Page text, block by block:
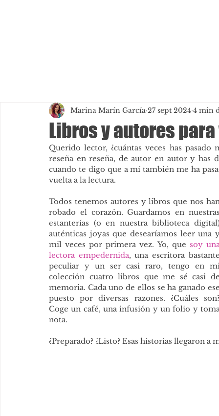
Libros y autores
Marina Marín García 27 sept 2024 4 min
Querido lector, ¿cuántas veces has
reseña en reseña, de autor en autor y has
cuando te digo que a mí también me ha
vuelta a la lectura.
Todos tenemos autores y libros que nos
robado el corazón. Guardamos en
estanterías (o en nuestra biblioteca
auténticas joyas que desearíamos leer una
mil veces por primera vez. Yo, que soy
lectora empedernida, una escritora
peculiar y un ser casi raro, tengo en
colección cuatro libros que me sé casi
memoria. Cada uno de ellos se ha ganado
puesto por diversas razones. ¿Cuáles
Coge un café, una infusión y un folio y
nota.
¿Preparado? ¿Listo? Esas historias llegaron a